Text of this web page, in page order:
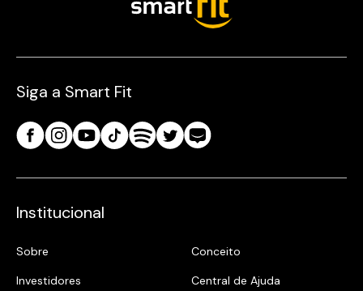
Siga a Smart Fit
Institucional
Sobre
Conceito
Investidores
Central de Ajuda